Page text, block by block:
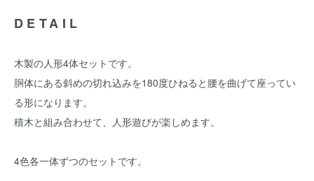
DETAIL
木製の人形4体セットです。
胴体にある斜めの切れ込みを180度ひねると腰を曲げて座ってい
る形になります。
積木と組み合わせて、人形遊びが楽しめます。
4色各一体ずつのセットです。